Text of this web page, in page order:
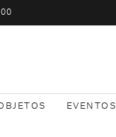
EVENTOS